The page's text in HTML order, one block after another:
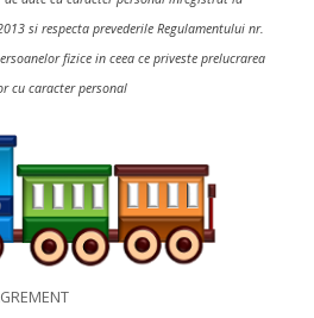
si respecta prevederile Regulamentului nr.
fizice in ceea ce priveste prelucrarea
cu caracter personal